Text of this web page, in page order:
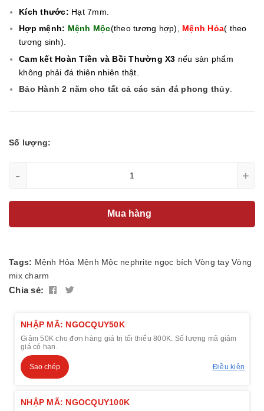
Kích thước: Hạt 7mm.
Hợp mệnh: Mệnh Mộc(theo tương hợp), Mệnh Hỏa( theo
tương sinh).
Cam kết Hoàn Tiền và Bồi Thường X3 nếu sản phẩm
không phải đá thiên nhiên thật.
Bảo Hành 2 năm cho tất cả các sản đá phong thủy.
Số lượng:
- +
Mua hàng
Tags: Mệnh Hỏa Mệnh Mộc nephrite ngọc bích Vòng tay Vòng
mix charm
Chia sẻ:
NHẬP MÃ: NGOCQUY50K
Giảm 50K cho đơn hàng giá trị tối thiểu 800K. Số lượng mã giảm
giá có hạn.
Sao chép Điều kiện
NHẬP MÃ: NGOCQUY100K